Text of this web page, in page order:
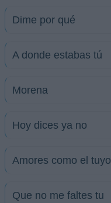
Dime por qué
A donde estabas tú
Morena
Hoy dices ya no
Amores como el tuyo
Que no me faltes tu